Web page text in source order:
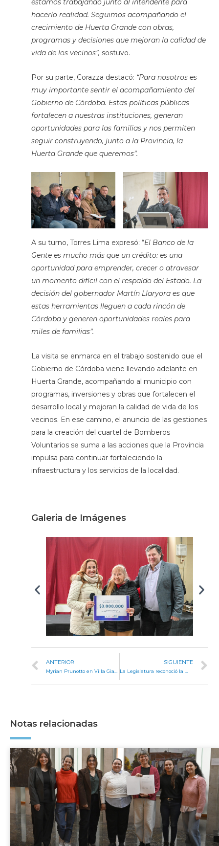
estamos trabajando junto al intendente para
hacerlo realidad. Seguimos acompañando el
crecimiento de Huerta Grande con obras,
programas y decisiones que mejoran la calidad de
vida de los vecinos”, sostuvo.
Por su parte, Corazza destacó: “Para nosotros es
muy importante sentir el acompañamiento del
Gobierno de Córdoba. Estas políticas públicas
fortalecen a nuestras instituciones, generan
oportunidades para las familias y nos permiten
seguir construyendo, junto a la Provincia, la
Huerta Grande que queremos”.
A su turno, Torres Lima expresó: “El Banco de la
Gente es mucho más que un crédito: es una
oportunidad para emprender, crecer o atravesar
un momento difícil con el respaldo del Estado. La
decisión del gobernador Martín Llaryora es que
estas herramientas lleguen a cada rincón de
Córdoba y generen oportunidades reales para
miles de familias”.
La visita se enmarca en el trabajo sostenido que el
Gobierno de Córdoba viene llevando adelante en
Huerta Grande, acompañando al municipio con
programas, inversiones y obras que fortalecen el
desarrollo local y mejoran la calidad de vida de los
vecinos. En ese camino, el anuncio de las gestiones
para la creación del cuartel de Bomberos
Voluntarios se suma a las acciones que la Provincia
impulsa para continuar fortaleciendo la
infraestructura y los servicios de la localidad.
Galeria de Imágenes
ANTERIOR SIGUIENTE
Notas relacionadas